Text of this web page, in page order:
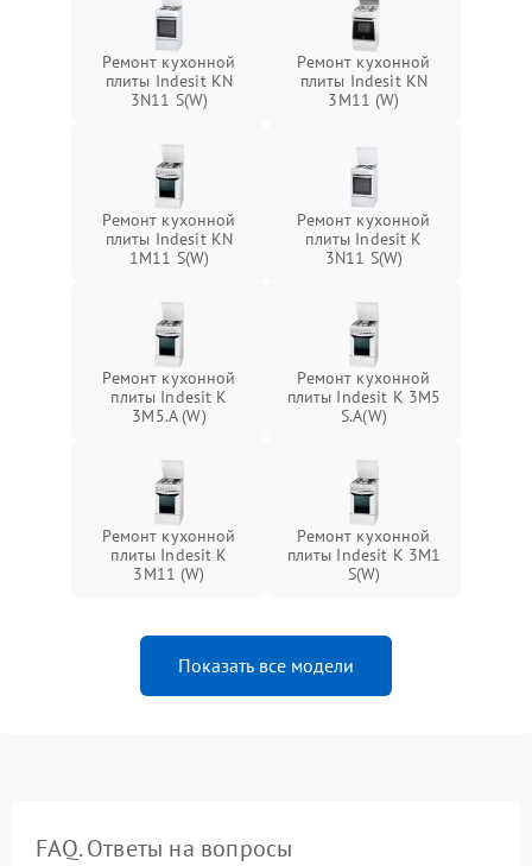
Ремонт кухонной
плиты Indesit KN
3N11 S(W)
Ремонт кухонной
плиты Indesit KN
3M11 (W)
Ремонт кухонной
плиты Indesit KN
1M11 S(W)
Ремонт кухонной
плиты Indesit K
3N11 S(W)
Ремонт кухонной
плиты Indesit K
3M5.A (W)
Ремонт кухонной
плиты Indesit K 3M5
S.A(W)
Ремонт кухонной
плиты Indesit K
3M11 (W)
Ремонт кухонной
плиты Indesit K 3M1
S(W)
Показать все модели
FAQ. Ответы на вопросы